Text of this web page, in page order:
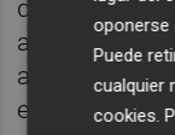
distancia de
aunque se
autonómicos
escolares
Puede
cualquier
cookies.